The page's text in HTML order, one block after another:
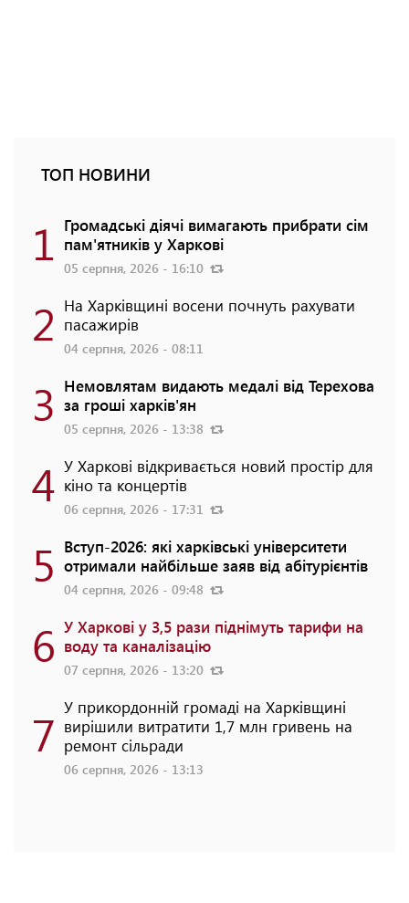
ТОП НОВИНИ
1 Громадські діячі вимагають прибрати сім
пам'ятників у Харкові
05 серпня, 2026 - 16:10
2 На Харківщині восени почнуть рахувати
пасажирів
04 серпня, 2026 - 08:11
3 Немовлятам видають медалі від Терехова
за гроші харків'ян
05 серпня, 2026 - 13:38
4 У Харкові відкривається новий простір для
кіно та концертів
06 серпня, 2026 - 17:31
5 Вступ-2026: які харківські університети
отримали найбільше заяв від абітурієнтів
04 серпня, 2026 - 09:48
6 У Харкові у 3,5 рази піднімуть тарифи на
воду та каналізацію
07 серпня, 2026 - 13:20
7 У прикордонній громаді на Харківщині
вирішили витратити 1,7 млн гривень на
ремонт сільради
06 серпня, 2026 - 13:13